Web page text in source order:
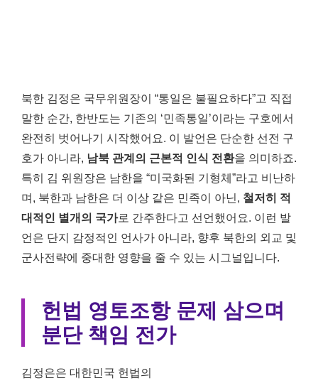
북한 김정은 국무위원장이 “통일은 불필요하다”고 직접
말한 순간, 한반도는 기존의 ‘민족통일’이라는 구호에서
완전히 벗어나기 시작했어요. 이 발언은 단순한 선전 구
호가 아니라, 남북 관계의 근본적 인식 전환을 의미하죠.
특히 김 위원장은 남한을 “미국화된 기형체”라고 비난하
며, 북한과 남한은 더 이상 같은 민족이 아닌, 철저히 적
대적인 별개의 국가로 간주한다고 선언했어요. 이런 발
언은 단지 감정적인 언사가 아니라, 향후 북한의 외교 및
군사전략에 중대한 영향을 줄 수 있는 시그널입니다.
헌법 영토조항 문제 삼으며
분단 책임 전가
김정은은 대한민국 헌법의